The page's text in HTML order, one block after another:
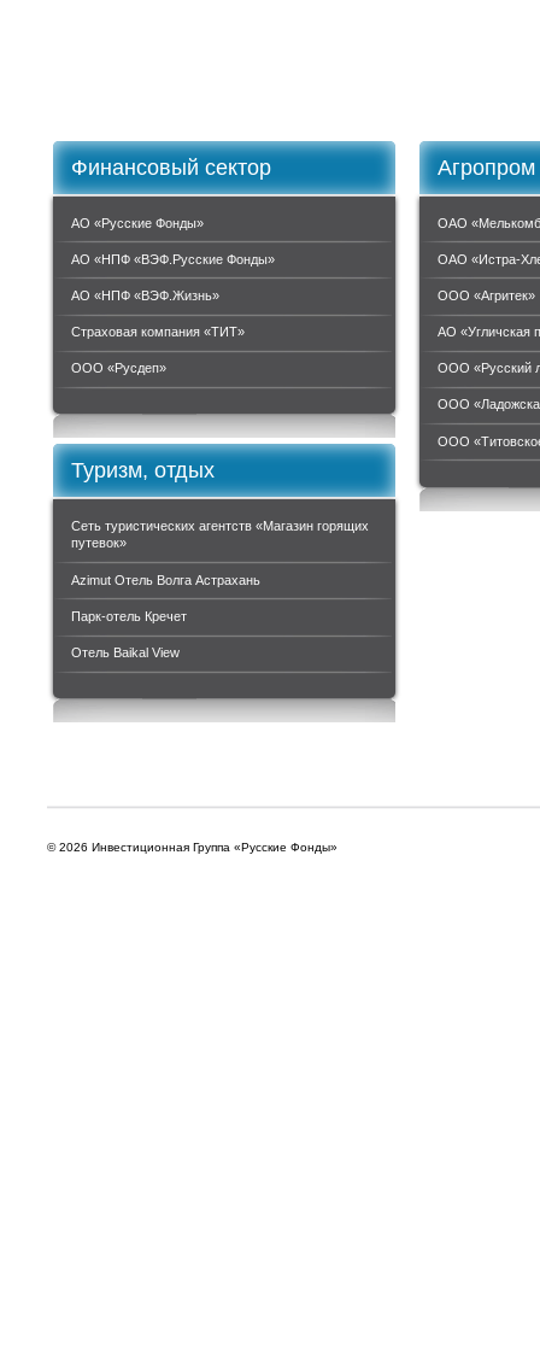
Финансовый сектор
АО «Русские Фонды»
АО «НПФ «ВЭФ.Русские Фонды»
АО «НПФ «ВЭФ.Жизнь»
Страховая компания «ТИТ»
ООО «Руcдеп»
Агропром
ОАО
ОАО «Истра-
ООО «Агритек»
АО «Угличская
ООО «Русский
ООО
ООО
Туризм, отдых
Сеть туристических агентств «Магазин горящих
путевок»
Azimut Отель Волга Астрахань
Парк-отель Кречет
Отель Baikal View
© 2026 Инвестиционная Группа «Русские Фонды»